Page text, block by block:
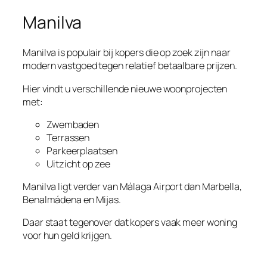
Manilva
Manilva is populair bij kopers die op zoek zijn naar
modern vastgoed tegen relatief betaalbare prijzen.
Hier vindt u verschillende nieuwe woonprojecten
met:
Zwembaden
Terrassen
Parkeerplaatsen
Uitzicht op zee
Manilva ligt verder van Málaga Airport dan Marbella,
Benalmádena en Mijas.
Daar staat tegenover dat kopers vaak meer woning
voor hun geld krijgen.